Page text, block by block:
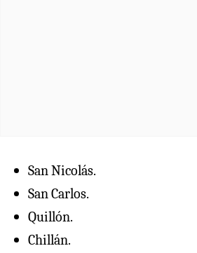
San Nicolás.
San Carlos.
Quillón.
Chillán.